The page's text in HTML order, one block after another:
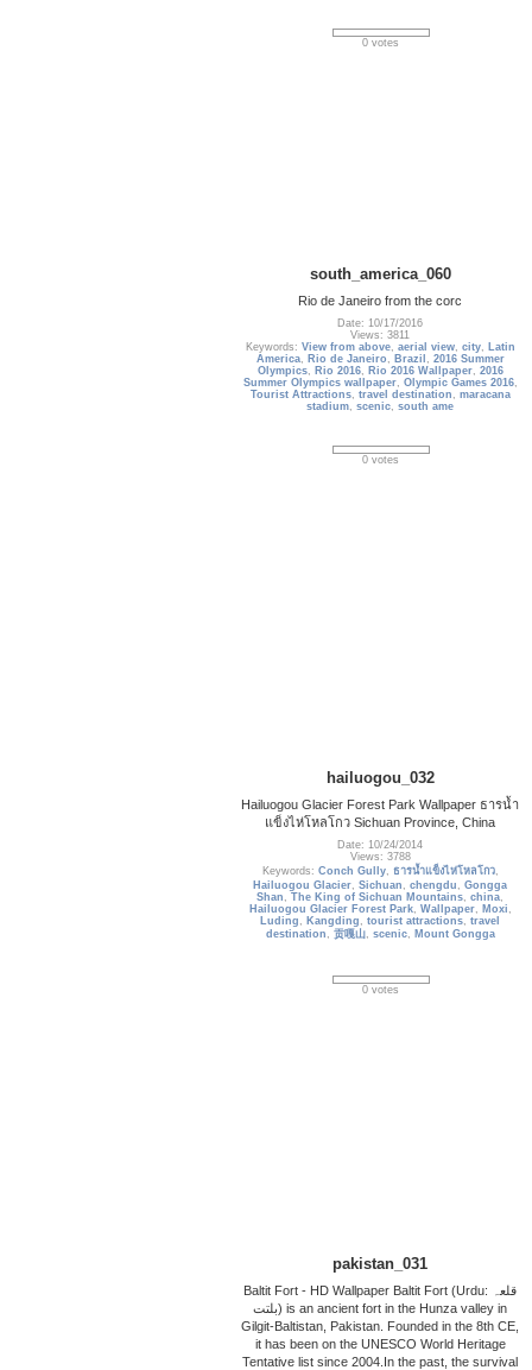
0 votes
south_america_060
Rio de Janeiro from the corc
Date: 10/17/2016
Views: 3811
Keywords: View from above, aerial view, city, Latin
America, Rio de Janeiro , Brazil , 2016 Summer
Olympics, Rio 2016, Rio 2016 Wallpaper, 2016
Summer Olympics wallpaper, Olympic Games 2016,
Tourist Attractions, travel destination , maracana
stadium,scenic,south ame
0 votes
hailuogou_032
Hailuogou Glacier Forest Park Wallpaper ธารน้ำ
แข็งไห่โหลโกว Sichuan Province, China
Date: 10/24/2014
Views: 3788
Keywords: Conch Gully, ธารน้ำแข็งไห่โหลโกว,
Hailuogou Glacier,Sichuan ,chengdu ,Gongga
Shan ,The King of Sichuan Mountains,china,
Hailuogou Glacier Forest Park, Wallpaper, Moxi ,
Luding , Kangding ,tourist attractions,travel
destination , 贡嘎山, scenic, Mount Gongga
0 votes
pakistan_031
Baltit Fort - HD Wallpaper Baltit Fort (Urdu: قلعہ
بلتت‬‎) is an ancient fort in the Hunza valley in
Gilgit-Baltistan, Pakistan. Founded in the 8th CE,
it has been on the UNESCO World Heritage
Tentative list since 2004.In the past, the survival